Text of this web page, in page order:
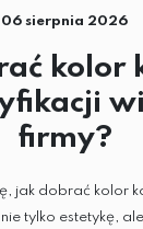
06 sierpnia 2026
kolor
firmy?
jak dobrać kolor
tylko estetykę,